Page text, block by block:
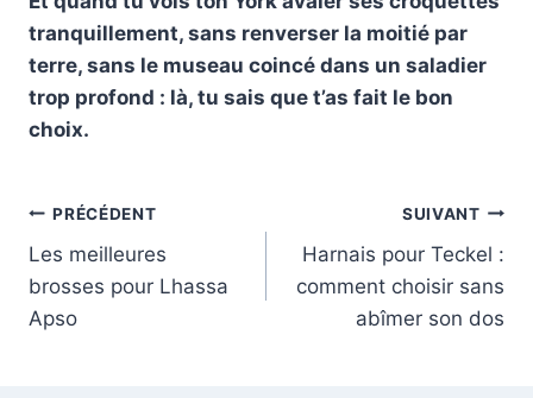
tranquillement, sans renverser la moitié par
terre, sans le museau coincé dans un saladier
trop profond : là, tu sais que t’as fait le bon
choix.
Navigation
de
l’article
PRÉCÉDENT
Les meilleures
brosses pour Lhassa
Apso
SUIVANT
Harnais pour Teckel :
comment choisir sans
abîmer son dos